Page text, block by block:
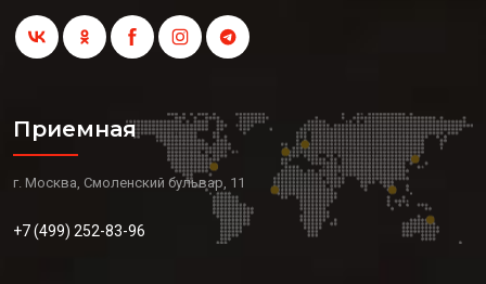
Приемная
г. Москва, Смоленский бульвар, 11
+7 (499) 252-83-96